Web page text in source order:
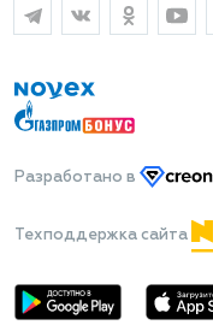
Разработано в
Техподдержка сайта